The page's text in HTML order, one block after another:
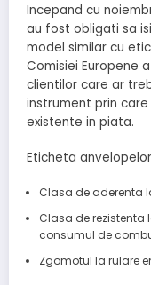
Incepand cu
au fost obligati sa
model similar cu
Comisiei Europene
clientilor care ar
instrument prin
existente in piata.
Eticheta
Clasa de aderenta
Clasa de rezistenta
consumul de
Zgomotul la rulare